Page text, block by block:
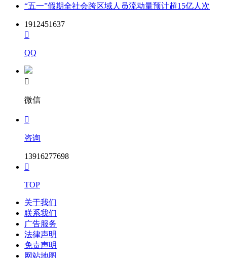
“五一”假期全社会跨区域人员流动量预计超15亿人次
1912451637

QQ

微信

咨询
13916277698

TOP
关于我们
联系我们
广告服务
法律声明
免责声明
网站地图